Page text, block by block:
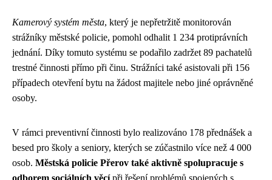
Kamerový systém města, který je nepřetržitě monitorován
strážníky městské policie, pomohl odhalit 1 234 protiprávních
jednání. Díky tomuto systému se podařilo zadržet 89 pachatelů
trestné činnosti přímo při činu. Strážníci také asistovali při 156
případech otevření bytu na žádost majitele nebo jiné oprávněné
osoby.
V rámci preventivní činnosti bylo realizováno 178 přednášek a
besed pro školy a seniory, kterých se zúčastnilo více než 4 000
osob. Městská policie Přerov také aktivně spolupracuje s
odborem sociálních věcípři řešení problémů spojených s